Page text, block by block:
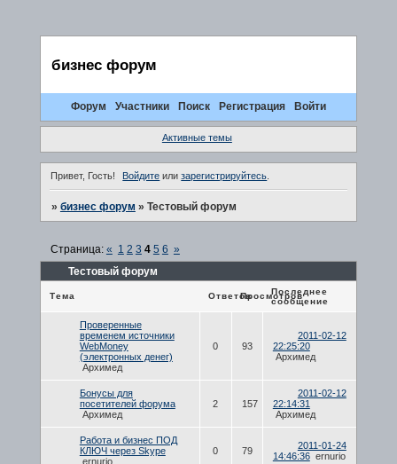
бизнес форум
Форум Участники Поиск Регистрация Войти
Активные темы
Привет, Гость! Войдите илизарегистрируйтесь.
» бизнес форум » Тестовый форум
Тестовый форум
Страница: « 1 2 3 4 5 6 »
Тема ОтветовПросмотров
Последнее
сообщение
Проверенные
временем источники
WebMoney
(электронных денег)
Архимед
0 93
2011-02-12
22:25:20
Архимед
Бонусы для
посетителей форума
Архимед
2 157
2011-02-12
22:14:31
Архимед
Работа и бизнес ПОД
КЛЮЧ через Skype
ernurio
0 79
2011-01-24
14:46:36 ernurio